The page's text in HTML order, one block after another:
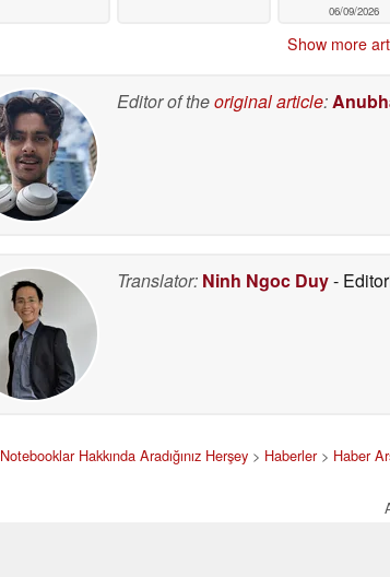
06/09/2026
Show more
Editor of theoriginal article:
Translator: Ninh Ngoc Duy-
Notebooklar Hakkında Aradığınız Herşey> Haberler> Haber